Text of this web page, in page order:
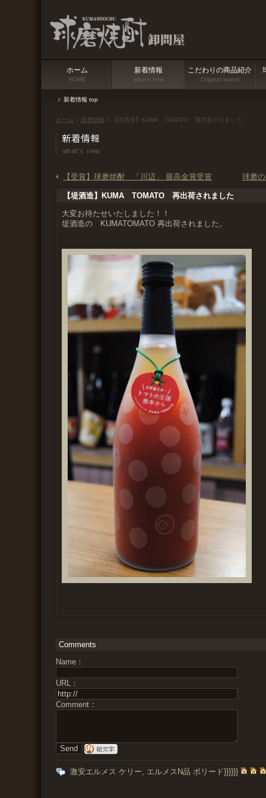
ホーム
HOME
新着情報
what's new
こだわりの商品紹介
Original brand
新着情報 top
ホーム > 新着情報 > 【堤酒造】KUMA TOMATO 再出荷されました
【受賞】球磨焼酎 「川辺」 最高金賞受賞 球磨
【堤酒造】KUMA TOMATO 再出荷されました
大変お待たせいたしました！！
堤酒造の KUMATOMATO 再出荷されました。
Comments
Name：
URL：
Comment：
激安エルメス ケリー, エルメスN品 ボリード}}}}}}